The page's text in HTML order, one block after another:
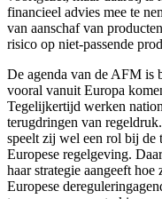
financieel advies mee te
van aanschaf van
risico op niet-passende
De agenda van de AFM is
vooral vanuit Europa
Tegelijkertijd werken
terugdringen van
speelt zij wel een rol bij de
Europese regelgeving.
haar strategie aangeeft
Europese